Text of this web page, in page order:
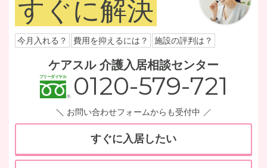
すぐに解決
今月入れる？ 費用を抑えるには？ 施設の評判は？
ケアスル 介護入居相談センター
0120-579-721
お問い合わせフォームからも受付中
すぐに入居したい